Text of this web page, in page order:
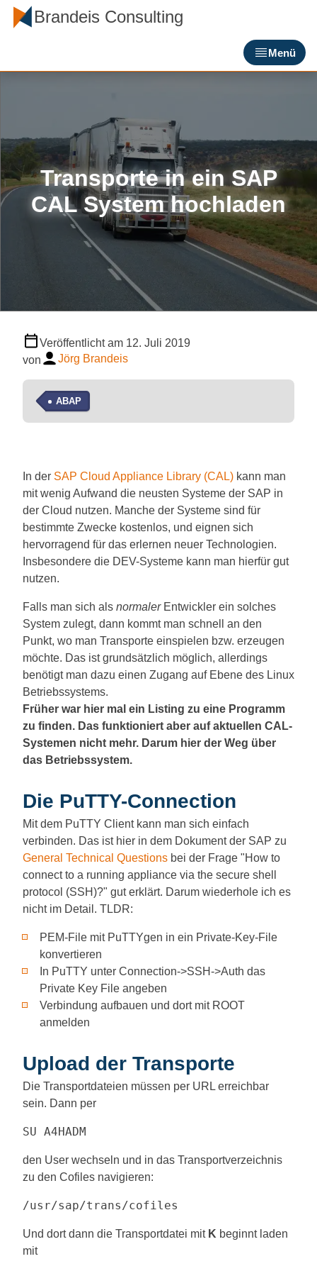
Brandeis Consulting
Menü
Transporte in ein SAP
CAL System hochladen
Veröffentlicht am 12. Juli 2019
von
Jörg Brandeis
ABAP
In der SAP Cloud Appliance Library (CAL) kann man
mit wenig Aufwand die neusten Systeme der SAP in
der Cloud nutzen. Manche der Systeme sind für
bestimmte Zwecke kostenlos, und eignen sich
hervorragend für das erlernen neuer Technologien.
Insbesondere die DEV-Systeme kann man hierfür gut
nutzen.
Falls man sich als normalerEntwickler ein solches
System zulegt, dann kommt man schnell an den
Punkt, wo man Transporte einspielen bzw. erzeugen
möchte. Das ist grundsätzlich möglich, allerdings
benötigt man dazu einen Zugang auf Ebene des Linux
Betriebssystems.
Früher war hier mal ein Listing zu eine Programm
zu finden. Das funktioniert aber auf aktuellen CAL-
Systemen nicht mehr. Darum hier der Weg über
das Betriebssystem.
Die PuTTY-Connection
Mit dem PuTTY Client kann man sich einfach
verbinden. Das ist hier in dem Dokument der SAP zu
General Technical Questions bei der Frage "How to
connect to a running appliance via the secure shell
protocol (SSH)?" gut erklärt. Darum wiederhole ich es
nicht im Detail. TLDR:
PEM-File mit PuTTYgen in ein Private-Key-File
konvertieren
In PuTTY unter Connection->SSH->Auth das
Private Key File angeben
Verbindung aufbauen und dort mit ROOT
anmelden
Upload der Transporte
Die Transportdateien müssen per URL erreichbar
sein. Dann per
SU A4HADM
den User wechseln und in das Transportverzeichnis
zu den Cofiles navigieren:
/usr/sap/trans/cofiles
Und dort dann die Transportdatei mit K beginnt laden
mit